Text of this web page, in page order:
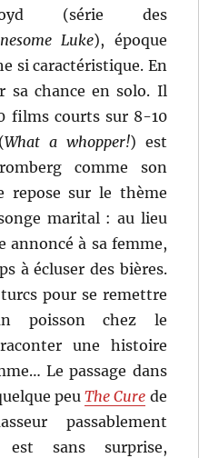
(série des
Luke), époque
si caractéristique. En
sa chance en solo. Il
films courts sur 8-10
What a whopper!) est
comme son
repose sur le thème
marital : au lieu
annoncé à sa femme,
à écluser des bières.
pour se remettre
poisson chez le
une histoire
Le passage dans
peuThe Cure de
passablement
sans surprise,